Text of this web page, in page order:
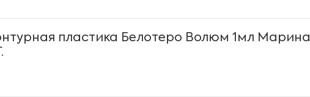
пластика Белотеро Волюм 1мл Марина